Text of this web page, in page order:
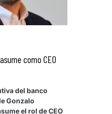
como CEO
del banco
Gonzalo
el rol de CEO